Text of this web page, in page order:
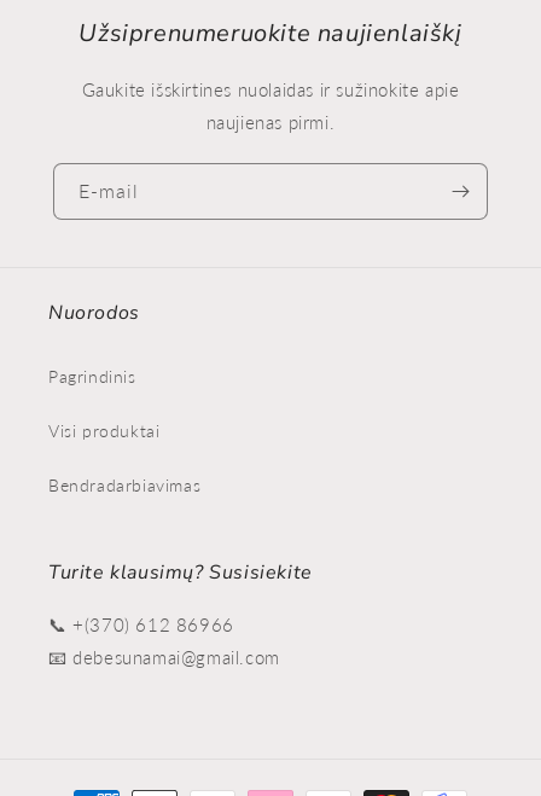
Užsiprenumeruokite naujienlaiškį
Gaukite išskirtines nuolaidas ir sužinokite apie
naujienas pirmi.
E-mail
Nuorodos
Pagrindinis
Visi produktai
Bendradarbiavimas
Turite klausimų? Susisiekite
📞 +(370) 612 86966
📧 debesunamai@gmail.com